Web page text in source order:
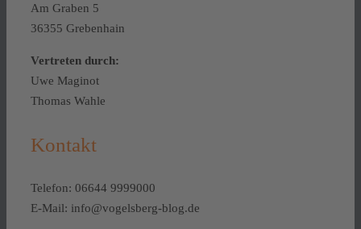
Am Graben 5
36355 Grebenhain
Vertreten durch:
Uwe Maginot
Thomas Wahle
Kontakt
Telefon: 06644 9999000
E-Mail: info@vogelsberg-blog.de